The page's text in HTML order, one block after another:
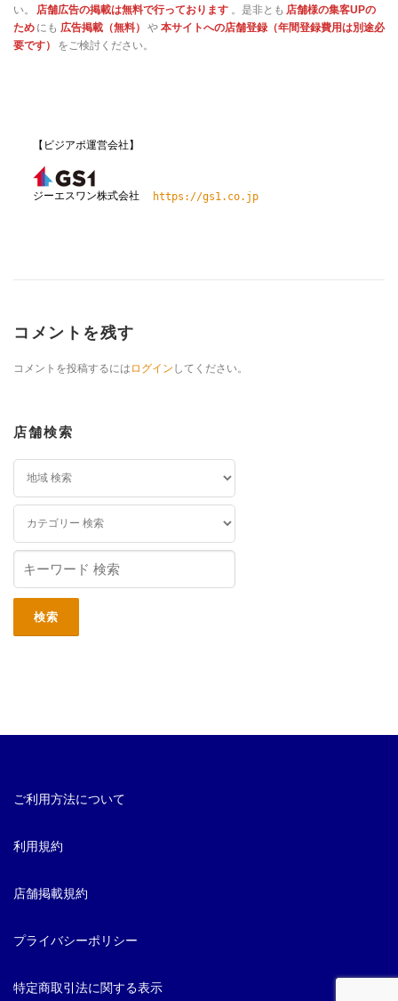
い。
店舗広告の掲載は無料で行っております 。是非とも 店舗様の集客UPの
ため にも 広告掲載（無料） や 本サイトへの店舗登録（年間登録費用は別途必
要です）
をご検討ください。
【ビジアポ運営会社】
ジーエスワン株式会社 https://gs1.co.jp
コメントを残す
コメントを投稿するには ログイン してください。
店舗検索
ご利用方法について
利用規約
店舗掲載規約
プライバシーポリシー
特定商取引法に関する表示